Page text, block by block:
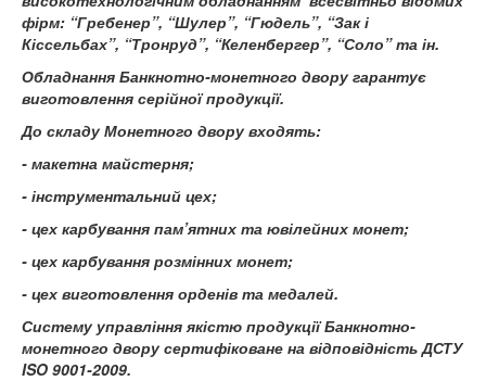
фірм: “Гребенер”, “Шулер”, “Гюдель”, “Зак і
Кіссельбах”, “Тронруд”, “Келенбергер”, “Соло” та ін.
Обладнання Банкнотно-монетного двору гарантує
виготовлення серійної продукції.
До складу Монетного двору входять:
- макетна майстерня;
- інструментальний цех;
- цех карбування пам’ятних та ювілейних монет;
- цех карбування розмінних монет;
- цех виготовлення орденів та медалей.
Систему управління якістю продукції Банкнотно-
монетного двору сертифіковане на відповідність ДСТУ
ISO 9001-2009.